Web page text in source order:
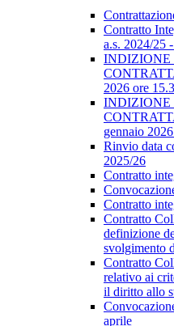
Contratto
a.s. 2024/25
INDIZIONE
2026 ore
INDIZIONE
gennaio
Rinvio data
2025/26
Contratto
Contratto
Contratto
definizione
svolgimento
Contratto
relativo ai
il diritto allo
aprile